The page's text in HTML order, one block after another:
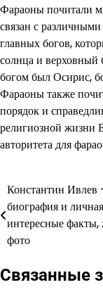
Фараоны почитали
связан с
главных богов,
солнца и
богом был Осирис,
Фараоны также
порядок и
религиозной жизни
авторитета для
Навигация
по
записям
Константин
биография и
интересные факты,
фото
Связанные